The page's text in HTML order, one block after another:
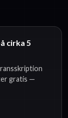
cirka 5
gratis —